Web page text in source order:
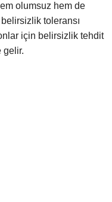
olumsuz hem de
toleransı
için belirsizlik tehdit
gelir.